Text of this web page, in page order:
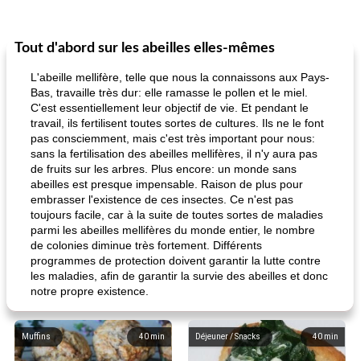
Tout d'abord sur les abeilles elles-mêmes
L'abeille mellifère, telle que nous la connaissons aux Pays-
Bas, travaille très dur: elle ramasse le pollen et le miel.
C'est essentiellement leur objectif de vie. Et pendant le
travail, ils fertilisent toutes sortes de cultures. Ils ne le font
pas consciemment, mais c'est très important pour nous:
sans la fertilisation des abeilles mellifères, il n'y aura pas
de fruits sur les arbres. Plus encore: un monde sans
abeilles est presque impensable. Raison de plus pour
embrasser l'existence de ces insectes. Ce n'est pas
toujours facile, car à la suite de toutes sortes de maladies
parmi les abeilles mellifères du monde entier, le nombre
de colonies diminue très fortement. Différents
programmes de protection doivent garantir la lutte contre
les maladies, afin de garantir la survie des abeilles et donc
notre propre existence.
40 min
Muffins 40 min
Déjeuner / Snacks